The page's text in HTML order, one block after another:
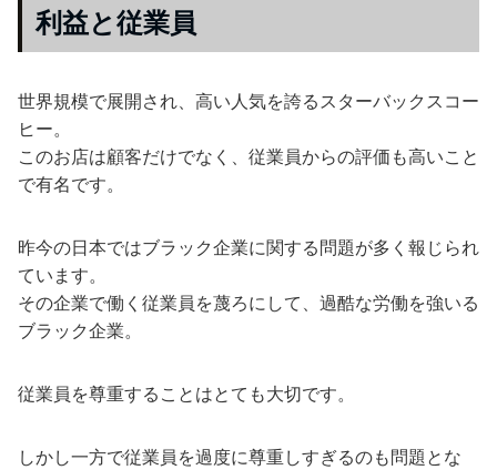
利益と従業員
世界規模で展開され、高い人気を誇るスターバックスコー
ヒー。
このお店は顧客だけでなく、従業員からの評価も高いこと
で有名です。
昨今の日本ではブラック企業に関する問題が多く報じられ
ています。
その企業で働く従業員を蔑ろにして、過酷な労働を強いる
ブラック企業。
従業員を尊重することはとても大切です。
しかし一方で従業員を過度に尊重しすぎるのも問題とな